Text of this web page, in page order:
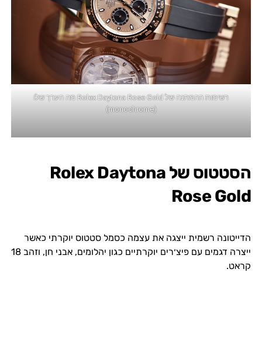
רשימות ההמתנה של Rolex Daytona Rose Gold מה הערך שלו
(monochrome)
הסטטוס של Rolex Daytona
Rose Gold
הדייטונה רשמית ייצגה את עצמה כסמל סטטוס יוקרתי כאשר
ייצרה דגמים עם פיצ׳רים יוקרתיים כגון יהלומים, אבני חן, וזהב 18
קראט.